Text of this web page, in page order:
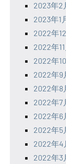
2023年2
2023年1
2022年
2022年11
2022年
2022年9
2022年8
2022年7
2022年6
2022年5
2022年4
2022年3